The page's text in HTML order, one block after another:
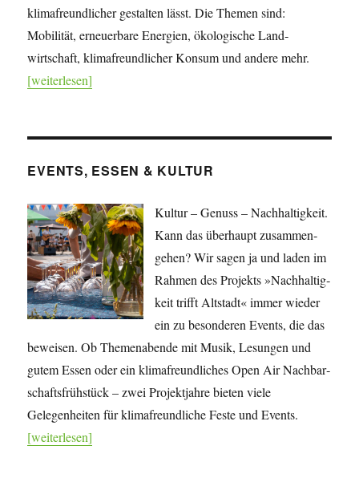
klimafreundlicher gestalten lässt. Die Themen sind:
Mobilität, erneuerbare Energien, öko­lo­gische Land­
wirtschaft, klima­freundlicher Konsum und andere mehr.
[weiterlesen]
EVENTS, ESSEN & KULTUR
Kultur – Genuss – Nachhaltigkeit.
Kann das überhaupt zusammen­
gehen? Wir sagen ja und laden im
Rahmen des Projekts »Nach­haltig­
keit trifft Altstadt« immer wieder
ein zu besonderen Events, die das
beweisen. Ob Themenabende mit Musik, Lesungen und
gutem Essen oder ein klimafreundliches Open Air Nachbar­
schafts­frühstück – zwei Projekt­jahre bieten viele
Gelegenheiten für klima­freundliche Feste und Events.
[weiterlesen]